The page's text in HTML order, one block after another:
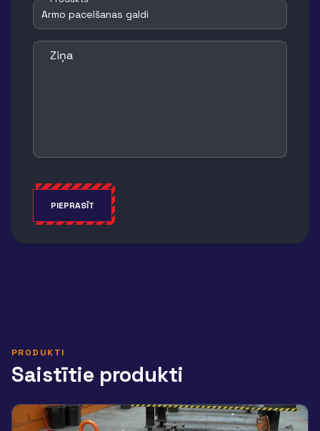
Ziņa
PIEPRASĪT
PRODUKTI
Saistītie produkti